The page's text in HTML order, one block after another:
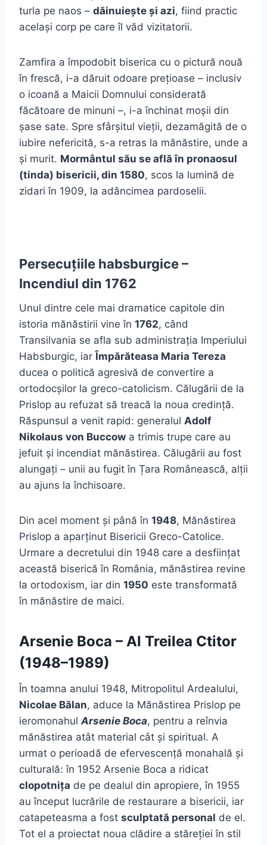
turla pe naos – dăinuiește și azi, fiind practic
același corp pe care îl văd vizitatorii.
Zamfira a împodobit biserica cu o pictură nouă
în frescă, i-a dăruit odoare prețioase – inclusiv
o icoană a Maicii Domnului considerată
făcătoare de minuni –, i-a închinat moșii din
șase sate. Spre sfârșitul vieții, dezamăgită de o
iubire nefericită, s-a retras la mănăstire, unde a
și murit. Mormântul său se află în pronaosul
(tinda) bisericii, din 1580, scos la lumină de
zidari în 1909, la adâncimea pardoselii.
Persecuțiile habsburgice –
Incendiul din 1762
Unul dintre cele mai dramatice capitole din
istoria mănăstirii vine în 1762, când
Transilvania se afla sub administrația Imperiului
Habsburgic, iar Împărăteasa Maria Tereza
ducea o politică agresivă de convertire a
ortodocșilor la greco-catolicism. Călugării de la
Prislop au refuzat să treacă la noua credință.
Răspunsul a venit rapid: generalul Adolf
Nikolaus von Buccow a trimis trupe care au
jefuit și incendiat mănăstirea. Călugării au fost
alungați – unii au fugit în Țara Românească, alții
au ajuns la închisoare.
Din acel moment și până în 1948, Mănăstirea
Prislop a aparținut Bisericii Greco-Catolice.
Urmare a decretului din 1948 care a desființat
această biserică în România, mănăstirea revine
la ortodoxism, iar din 1950 este transformată
în mănăstire de maici.
Arsenie Boca – Al Treilea Ctitor
(1948–1989)
În toamna anului 1948, Mitropolitul Ardealului,
Nicolae Bălan, aduce la Mănăstirea Prislop pe
ieromonahulArsenie Boca, pentru a reînvia
mănăstirea atât material cât și spiritual. A
urmat o perioadă de efervescență monahală și
culturală: în 1952 Arsenie Boca a ridicat
clopotnița de pe dealul din apropiere, în 1955
au început lucrările de restaurare a bisericii, iar
catapeteasma a fost sculptată personal de el.
Tot el a proiectat noua clădire a stăreției în stil